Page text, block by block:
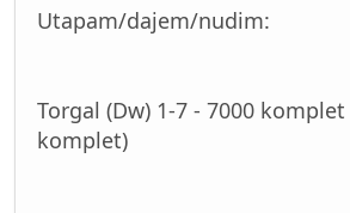
Utapam/dajem/nudim:
Torgal (Dw) 1-7 - 7000
komplet)